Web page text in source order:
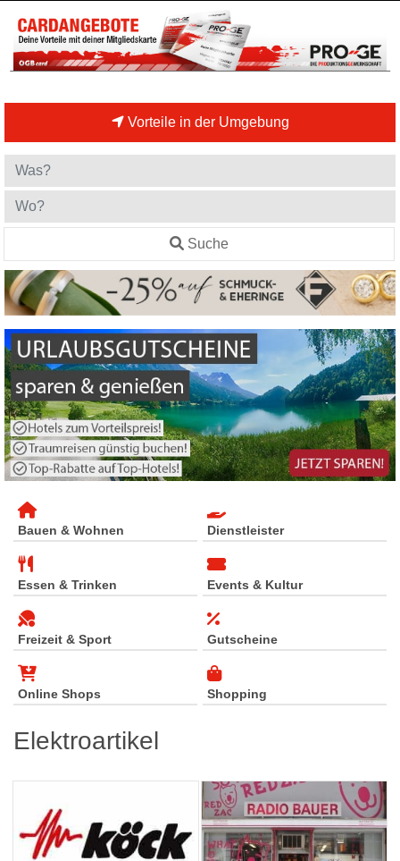
Vorteile in der Umgebung
Suche
Bauen & Wohnen Dienstleister
Essen & Trinken Events & Kultur
Freizeit & Sport Gutscheine
Online Shops Shopping
Elektroartikel